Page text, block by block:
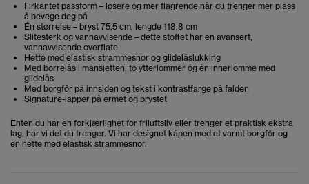
Firkantet passform – løsere og mer flagrende når du trenger mer plass
å bevege deg på
Én størrelse – bryst 75,5 cm, lengde 118,8 cm
Slitesterk og vannavvisende – dette stoffet har en avansert,
vannavvisende overflate
Hette med elastisk strammesnor og glidelåslukking
Med borrelås i mansjetten, to ytterlommer og én innerlomme med
glidelås
Med borgfôr på innsiden og tekst i kontrastfarge på falden
Signature-lapper på ermet og brystet
Enten du har en forkjærlighet for friluftsliv eller trenger et praktisk ekstra
lag, har vi det du trenger. Vi har designet kåpen med et varmt borgfôr og
en hette med elastisk strammesnor.